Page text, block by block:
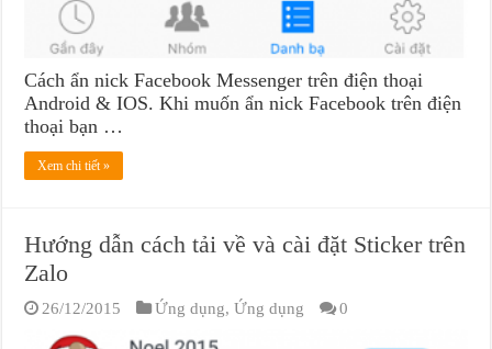
Cách ẩn nick Facebook Messenger trên điện thoại
Android & IOS. Khi muốn ẩn nick Facebook trên điện
thoại bạn …
Xem chi tiết »
Hướng dẫn cách tải về và cài đặt Sticker trên
Zalo
26/12/2015 Ứng dụng,Ứng dụng 0